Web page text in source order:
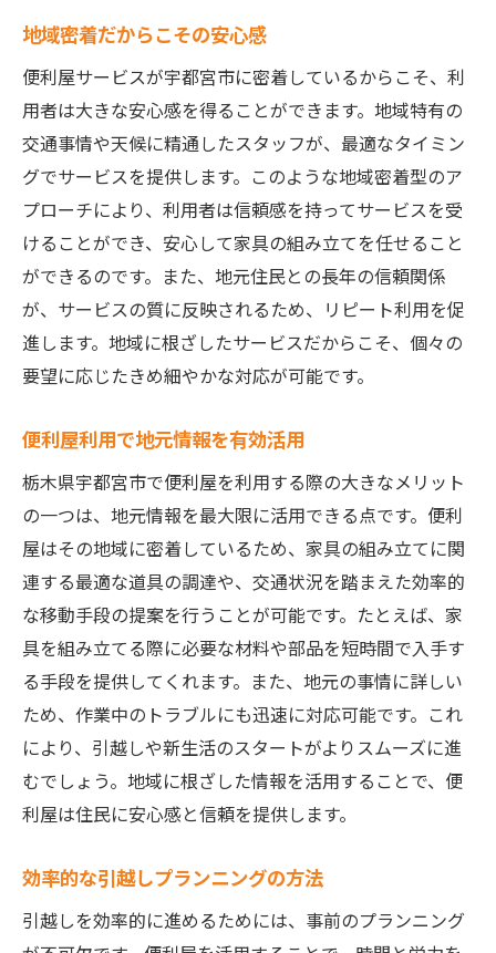
地域密着だからこその安心感
便利屋サービスが宇都宮市に密着しているからこそ、利
用者は大きな安心感を得ることができます。地域特有の
交通事情や天候に精通したスタッフが、最適なタイミン
グでサービスを提供します。このような地域密着型のア
プローチにより、利用者は信頼感を持ってサービスを受
けることができ、安心して家具の組み立てを任せること
ができるのです。また、地元住民との長年の信頼関係
が、サービスの質に反映されるため、リピート利用を促
進します。地域に根ざしたサービスだからこそ、個々の
要望に応じたきめ細やかな対応が可能です。
便利屋利用で地元情報を有効活用
栃木県宇都宮市で便利屋を利用する際の大きなメリット
の一つは、地元情報を最大限に活用できる点です。便利
屋はその地域に密着しているため、家具の組み立てに関
連する最適な道具の調達や、交通状況を踏まえた効率的
な移動手段の提案を行うことが可能です。たとえば、家
具を組み立てる際に必要な材料や部品を短時間で入手す
る手段を提供してくれます。また、地元の事情に詳しい
ため、作業中のトラブルにも迅速に対応可能です。これ
により、引越しや新生活のスタートがよりスムーズに進
むでしょう。地域に根ざした情報を活用することで、便
利屋は住民に安心感と信頼を提供します。
効率的な引越しプランニングの方法
引越しを効率的に進めるためには、事前のプランニング